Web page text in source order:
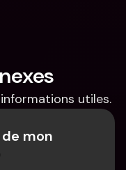
utiles.
mon